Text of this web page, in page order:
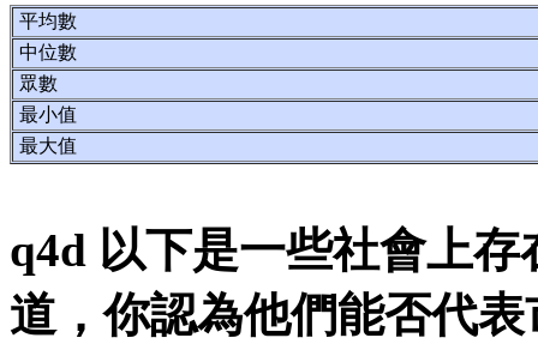
平均數
中位數
眾數
最小值
最大值
q4d 以下是一些社會上
道，你認為他們能否代